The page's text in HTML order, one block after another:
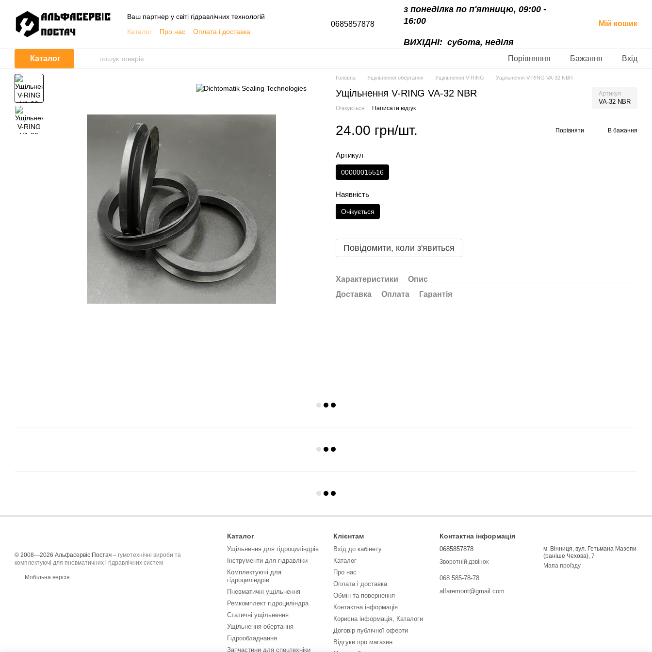
Ваш партнер у світі гідравлічних технологій
Каталог
Про нас
Оплата і доставка
Корисна інформація, Каталоги
Відгуки про магазин
0685857878
з понеділка по п'ятницю, 09:00 -
16:00
ВИХІДНІ: субота, неділя
Мій кошик
Каталог Порівняння Бажання Вхід
Головна Ущільнення обертання Ущільнення V-RING Ущільнення V-RING VA-32 NBR
Ущільнення V-RING VA-32 NBR Артикул
VA-32 NBR
Очікується Написати відгук
24.00 грн/шт. Порівняти В бажання
Артикул
00000015516
Наявність
Очікується
Повідомити, коли з'явиться
Характеристики
Опис
Доставка
Оплата Гарантія
© 2008—2026 Альфасервіс Постач – гумотехнічні вироби та
комплектуючі для пневматичних і гідравлічних систем
Мобільна версія
Каталог
Ущільнення для гідроциліндрів
Інструменти для гідравліки
Комплектуючі для
гідроциліндрів
Пневматичні ущільнення
Ремкомплект гідроциліндра
Статичні ущільнення
Ущільнення обертання
Гідрообладнання
Запчастини для спецтехніки
Клієнтам
Вхід до кабінету
Каталог
Про нас
Оплата і доставка
Обмін та повернення
Контактна інформація
Корисна інформація, Каталоги
Договір публічної оферти
Відгуки про магазин
Контактна інформація
0685857878
Зворотній дзвінок
068 585-78-78
alfaremont@gmail.com
м. Вінниця, вул. Гетьмана Мазепи
(раніше Чехова), 7
Мапа проїзду